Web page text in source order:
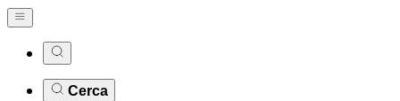
Cerca